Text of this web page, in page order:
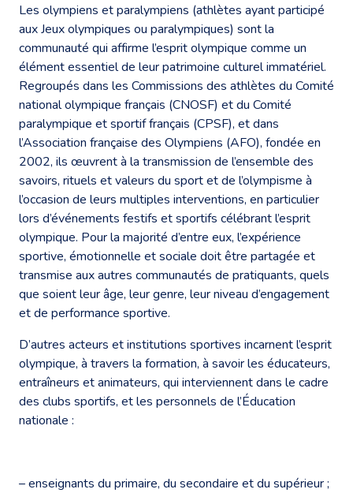
Les olympiens et paralympiens (athlètes ayant participé
aux Jeux olympiques ou paralympiques) sont la
communauté qui affirme l’esprit olympique comme un
élément essentiel de leur patrimoine culturel immatériel.
Regroupés dans les Commissions des athlètes du Comité
national olympique français (CNOSF) et du Comité
paralympique et sportif français (CPSF), et dans
l’Association française des Olympiens (AFO), fondée en
2002, ils œuvrent à la transmission de l’ensemble des
savoirs, rituels et valeurs du sport et de l’olympisme à
l’occasion de leurs multiples interventions, en particulier
lors d’événements festifs et sportifs célébrant l’esprit
olympique. Pour la majorité d’entre eux, l’expérience
sportive, émotionnelle et sociale doit être partagée et
transmise aux autres communautés de pratiquants, quels
que soient leur âge, leur genre, leur niveau d’engagement
et de performance sportive.
D’autres acteurs et institutions sportives incarnent l’esprit
olympique, à travers la formation, à savoir les éducateurs,
entraîneurs et animateurs, qui interviennent dans le cadre
des clubs sportifs, et les personnels de l’Éducation
nationale :
– enseignants du primaire, du secondaire et du supérieur ;